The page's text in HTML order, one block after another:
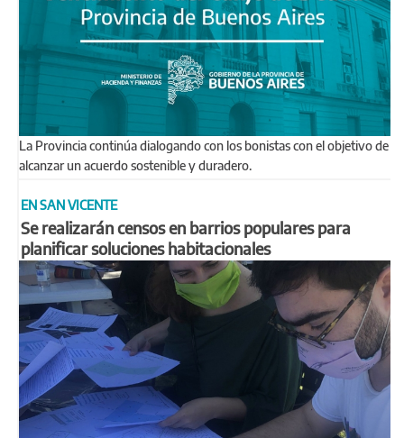
La Provincia continúa dialogando con los bonistas con el objetivo de
alcanzar un acuerdo sostenible y duradero.
EN SAN VICENTE
Se realizarán censos en barrios populares para
planificar soluciones habitacionales